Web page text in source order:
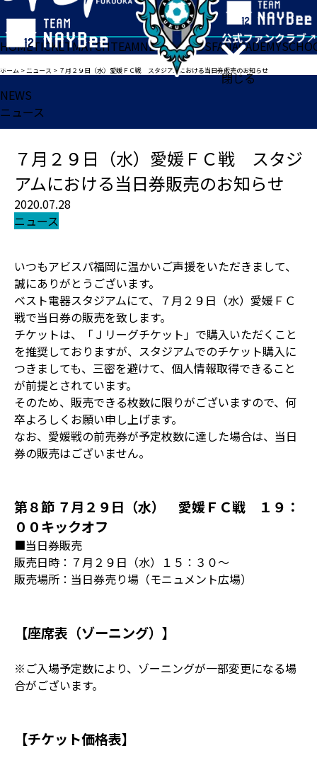
閉じる
HOMETICKETMATCHTEAMNEWSGOODSFANACADEMY
ホーム >ニュース > ７月２９日（水）愛媛ＦＣ戦 スタジアムにおける当日券販売のお知らせ
NEWS
ニュース
７月２９日（水）愛媛ＦＣ戦 スタジ
アムにおける当日券販売のお知らせ
2020.07.28
ニュース
いつもアビスパ福岡に温かいご声援をいただきまして、
誠にありがとうございます。
ベスト電器スタジアムにて、７月２９日（水）愛媛ＦＣ
戦で当日券の販売を致します。
チケットは、「Ｊリーグチケット」で購入いただくこと
を推奨しておりますが、スタジアムでのチケット購入に
つきましても、三密を避けて、個人情報取得できること
が前提とされています。
そのため、販売できる枚数に限りがございますので、何
卒よろしくお願い申し上げます。
なお、愛媛戦の前売券が予定枚数に達した場合は、当日
券の販売はございません。
第８節 ７月２９日（水） 愛媛ＦＣ戦 １９：
００キックオフ
■当日券販売
販売日時：７月２９日（水）１５：３０～
販売場所：当日券売り場（モニュメント広場）
【座席表（ゾーニング）】
※ご入場予定数により、ゾーニングが一部変更になる場
合がございます。
【チケット価格表】